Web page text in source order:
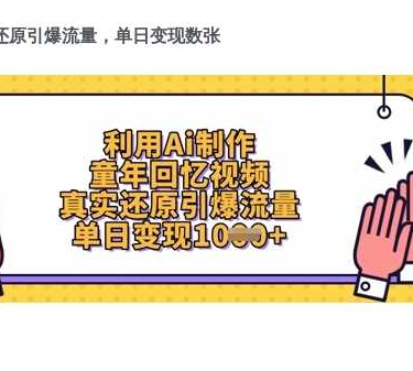
引爆流量，单日变现数张